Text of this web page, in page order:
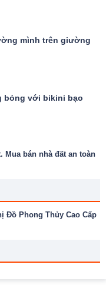
mình trên giường
bỏng với bikini bạo